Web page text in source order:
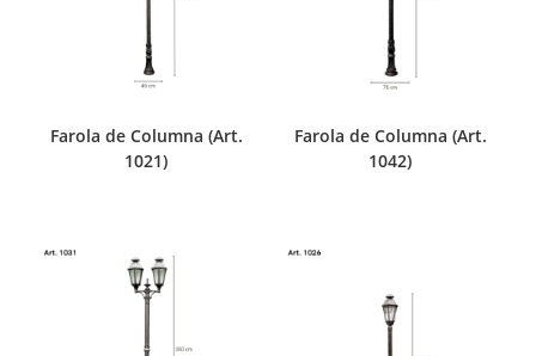
Farola de Columna (Art.
1021)
Farola de Columna (Art.
1042)